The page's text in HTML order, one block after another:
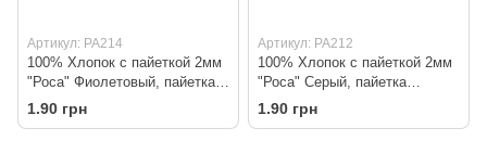
Артикул: PA214
100% Хлопок с пайеткой 2мм
"Роса" Фиолетовый, пайетка
серебро
1.90 грн
Артикул: PA212
100% Хлопок с пайеткой 2мм
"Роса" Серый, пайетка
серебро
1.90 грн